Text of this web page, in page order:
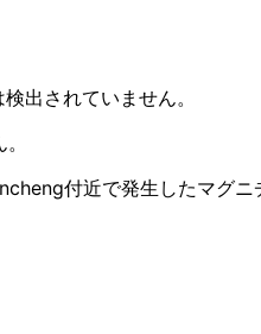
出されていません。
付近で発生したマグニ